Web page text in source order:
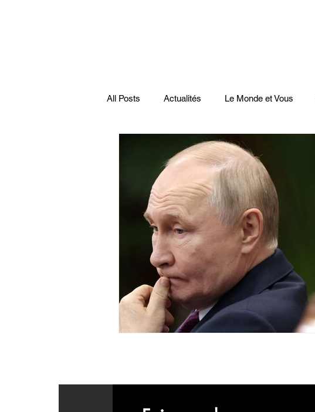
All Posts Actualités Le Monde et Vous
économie française
Musiques Science Podcasts
Disparitions Actualités Culture
économie mondiales Enquête vidéos